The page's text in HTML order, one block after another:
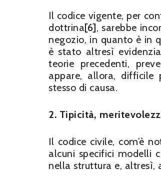
Il codice vigente, per
dottrina[6], sarebbe
negozio, in quanto è in
è stato altresì
teorie precedenti,
appare, allora, difficile
stesso di causa.
2. Tipicità,
Il codice civile, com’è
alcuni specifici modelli
nella struttura e, altresì,